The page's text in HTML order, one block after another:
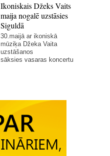
Ikoniskais Džeks Vaits
maija nogalē uzstāsies
Siguldā
30.maijā ar ikoniskā
mūziķa Džeka Vaita
uzstāšanos
sāksies vasaras koncertu